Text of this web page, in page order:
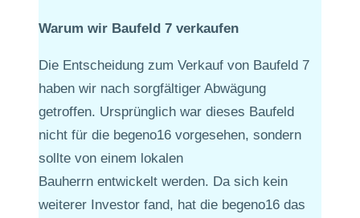
Warum wir Baufeld 7 verkaufen
Die Entscheidung zum Verkauf von Baufeld 7
haben wir nach sorgfältiger Abwägung
getroffen. Ursprünglich war dieses Baufeld
nicht für die begeno16 vorgesehen, sondern
sollte von einem lokalen
Bauherrn entwickelt werden. Da sich kein
weiterer Investor fand, hat die begeno16 das